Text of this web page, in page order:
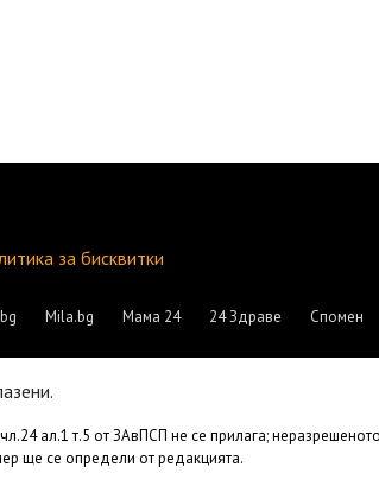
за бисквитки
Mila.bg Мама 24 24 Здраве Спомен
ал.1 т.5 от ЗАвПСП не се прилага;
ще се определи от редакцията.